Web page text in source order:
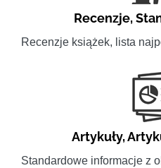
Recenzje,
Recenzje książek, lista
Artykuły,
Standardowe informacje z